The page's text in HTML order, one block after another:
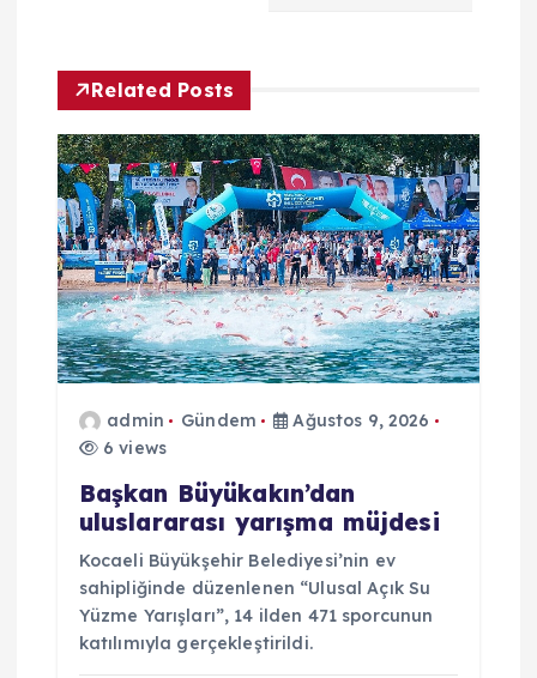
n
m
e
s
Related Posts
admin Gündem
Ağustos 9, 2026
6 views
Başkan Büyükakın’dan
uluslararası yarışma müjdesi
Kocaeli Büyükşehir Belediyesi’nin ev
sahipliğinde düzenlenen “Ulusal Açık Su
Yüzme Yarışları”, 14 ilden 471 sporcunun
katılımıyla gerçekleştirildi.